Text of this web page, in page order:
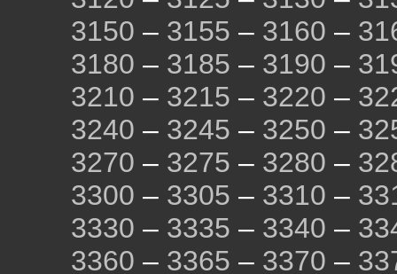
3150 – 3155 – 3160 –
3180 – 3185 – 3190 –
3210 – 3215 – 3220 –
3240 – 3245 – 3250 –
3270 – 3275 – 3280 –
3300 – 3305 – 3310 –
3330 – 3335 – 3340 –
3360 – 3365 – 3370 –